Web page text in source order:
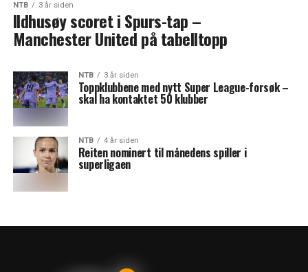
NTB 3 år siden
Ildhusøy scoret i Spurs-tap –
Manchester United på tabelltopp
NTB 3 år siden
Toppklubbene med nytt Super League-forsøk –
skal ha kontaktet 50 klubber
NTB 4 år siden
Reiten nominert til månedens spiller i
superligaen